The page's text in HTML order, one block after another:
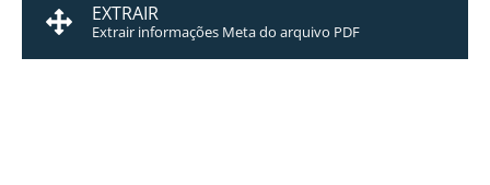
EXTRAIR
Extrair informações Meta do arquivo PDF